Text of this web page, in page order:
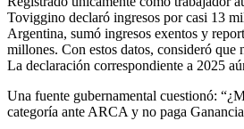
Toviggino declaró ingresos por casi 13
Argentina, sumó ingresos exentos y
millones. Con estos datos, consideró que
La declaración correspondiente a 2025
Una fuente gubernamental cuestionó:
categoría ante ARCA y no paga